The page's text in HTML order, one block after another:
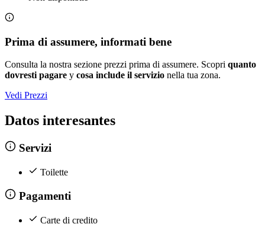
Prima di assumere, informati bene
Consulta la nostra sezione prezzi prima di assumere. Scopri quanto
dovresti pagare y cosa include il servizio nella tua zona.
Vedi Prezzi
Datos interesantes
Servizi
Toilette
Pagamenti
Carte di credito